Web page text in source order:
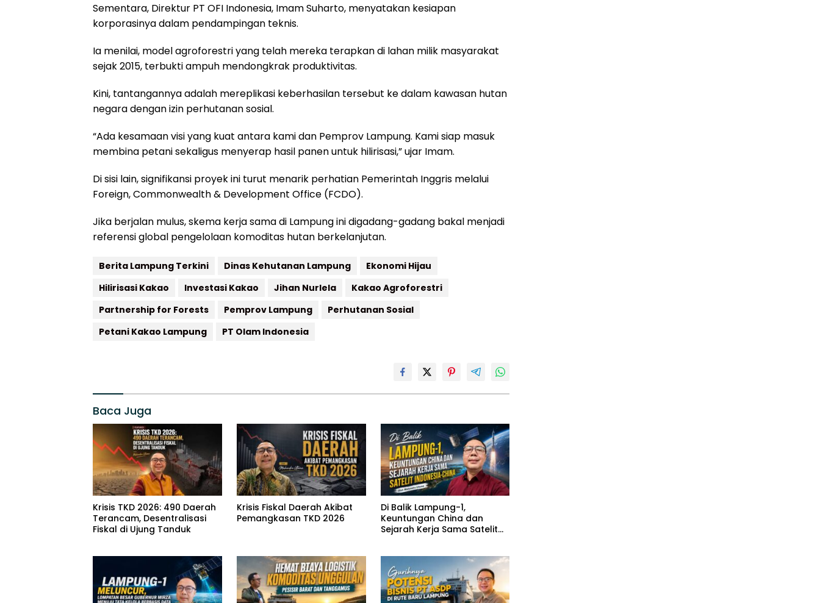
Sementara, Direktur PT OFI Indonesia, Imam Suharto, menyatakan kesiapan
korporasinya dalam pendampingan teknis.
Ia menilai, model agroforestri yang telah mereka terapkan di lahan milik masyarakat
sejak 2015, terbukti ampuh mendongkrak produktivitas.
Kini, tantangannya adalah mereplikasi keberhasilan tersebut ke dalam kawasan hutan
negara dengan izin perhutanan sosial.
“Ada kesamaan visi yang kuat antara kami dan Pemprov Lampung. Kami siap masuk
membina petani sekaligus menyerap hasil panen untuk hilirisasi,” ujar Imam.
Di sisi lain, signifikansi proyek ini turut menarik perhatian Pemerintah Inggris melalui
Foreign, Commonwealth & Development Office (FCDO).
Jika berjalan mulus, skema kerja sama di Lampung ini digadang-gadang bakal menjadi
referensi global pengelolaan komoditas hutan berkelanjutan.
Berita Lampung Terkini Dinas Kehutanan Lampung
Ekonomi Hijau
Hilirisasi Kakao
Investasi Kakao Jihan Nurlela
Kakao Agroforestri
Partnership for Forests
Pemprov Lampung
Perhutanan Sosial
Petani Kakao Lampung
PT Olam Indonesia
Baca Juga
Krisis TKD 2026: 490 Daerah
Terancam, Desentralisasi
Fiskal di Ujung Tanduk
Krisis Fiskal Daerah Akibat
Pemangkasan TKD 2026
Di Balik Lampung-1,
Keuntungan China dan
Sejarah Kerja Sama Satelit